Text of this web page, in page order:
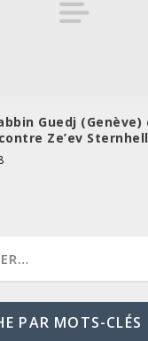
Guedj (Genève)
Ze’ev Sternhell
PAR MOTS-CLÉS